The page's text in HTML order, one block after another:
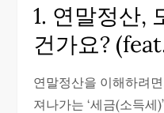
1. 연말정산,
건가요?
연말정산을 이해하려
져나가는 ‘세금(소득세